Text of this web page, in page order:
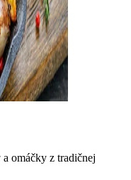
omáčky z tradičnej